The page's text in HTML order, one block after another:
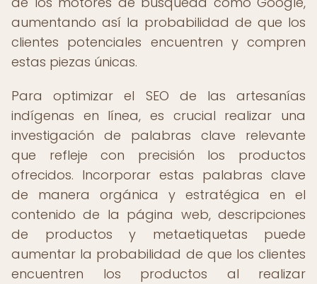
aumentando así la probabilidad de que los
clientes potenciales encuentren y compren
estas piezas únicas.
Para optimizar el SEO de las artesanías
indígenas en línea, es crucial realizar una
investigación de palabras clave relevante
que refleje con precisión los productos
ofrecidos. Incorporar estas palabras clave
de manera orgánica y estratégica en el
contenido de la página web, descripciones
de productos y metaetiquetas puede
aumentar la probabilidad de que los clientes
encuentren los productos al realizar